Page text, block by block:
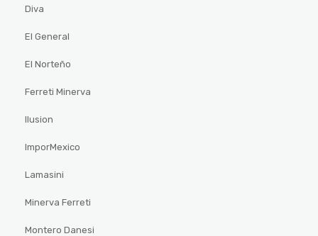
Diva
El General
El Norteño
Ferreti Minerva
Ilusion
ImporMexico
Lamasini
Minerva Ferreti
Montero Danesi